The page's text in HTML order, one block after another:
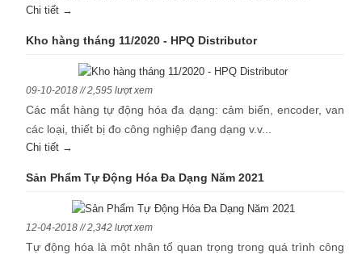
Chi tiết →
Kho hàng tháng 11/2020 - HPQ Distributor
09-10-2018 // 2,595 lượt xem
Các mắt hàng tự động hóa đa dạng: cảm biến, encoder, van
các loại, thiết bị đo công nghiệp đang dạng v.v...
Chi tiết →
Sản Phẩm Tự Động Hóa Đa Dạng Năm 2021
12-04-2018 // 2,342 lượt xem
Tự động hóa là một nhân tố quan trọng trong quá trình công